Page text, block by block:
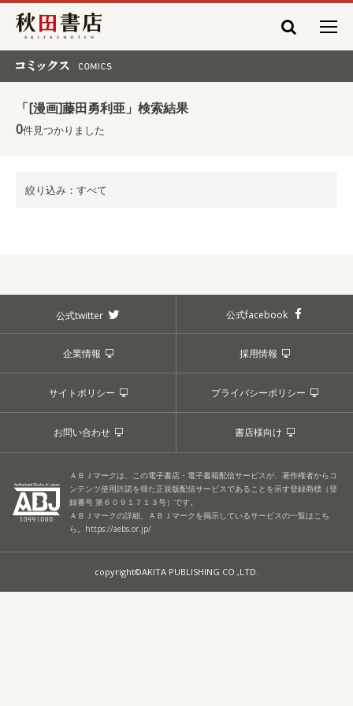
秋田書店
「[漫画]藤田勇利亜」検索結果
0件見つかりました
絞り込み：すべて
公式twitter 公式facebook
企業情報 採用情報
サイトポリシー プライバシーポリシー
お問い合わせ 書店様向け
ＡＢＪマークは、この電子書店・電子書籍配信サービスが、著作権者からコ
ンテンツ使用許諾を得た正規版配信サービスであることを示す登録商標（登
録番号 第６０９１７１３号）です。
ＡＢＪマークの詳細、ＡＢＪマークを掲示しているサービスの一覧はこち
ら。 https://aebs.or.jp/
copyright©AKITA PUBLISHING CO.,LTD.